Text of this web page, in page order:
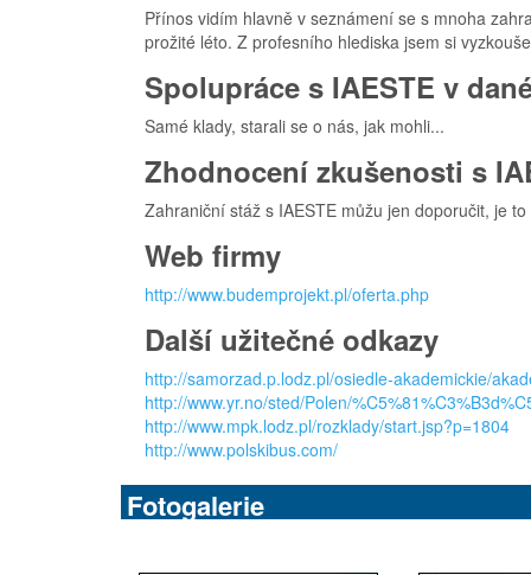
Přínos vidím hlavně v seznámení se s mnoha
prožité léto. Z profesního hlediska jsem si
Spolupráce s IAESTE v
Samé klady, starali se o nás, jak mohli...
Zhodnocení zkušenosti s
Zahraniční stáž s IAESTE můžu jen doporučit, je
Web firmy
http://www.budemprojekt.pl/oferta.php
Další užitečné odkazy
http://samorzad.p.lodz.pl/osiedle-akademickie/
http://www.yr.no/sted/Polen/
http://www.mpk.lodz.pl/rozklady/start.jsp?p=1804
http://www.polskibus.com/
Fotogalerie